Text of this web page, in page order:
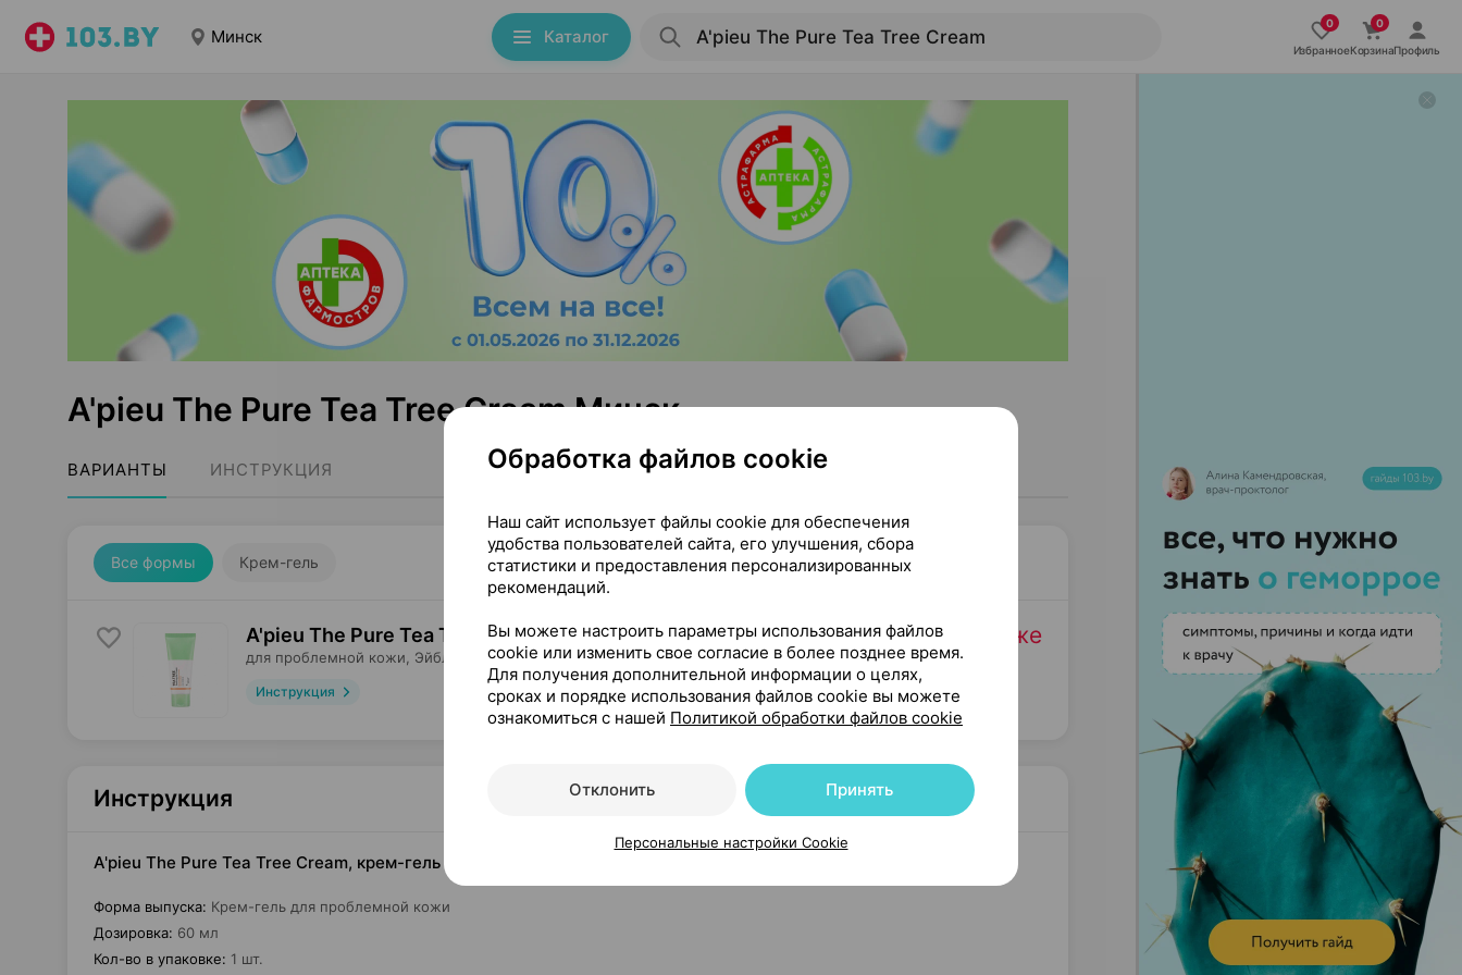
Минск Каталог
ИзбранноеКорзинаПрофиль
A'pieu The Pure Tea Tree Cream Минск
ВАРИАНТЫ ИНСТРУКЦИЯ
Все формы Крем-гель
A'pieu The Pure Tea Tree Cream, крем-гель, 60 мл×1
для проблемной кожи, Эйбл Си энд Си Ко., Корея•без рецепта
Инструкция
Нет в продаже
Инструкция
A'pieu The Pure Tea Tree Cream, крем-гель для проблемной кожи, 60 мл ×1, Эйбл Си энд Си Ко. Корея
Форма выпуска: Крем-гель для проблемной кожи
Дозировка: 60 мл
Кол-во в упаковке: 1 шт.
Обработка файлов cookie
Наш сайт использует файлы cookie для обеспечения
удобства пользователей сайта, его улучшения, сбора
статистики и предоставления персонализированных
рекомендаций.
Вы можете настроить параметры использования файлов
cookie или изменить свое согласие в более позднее время.
Для получения дополнительной информации о целях,
сроках и порядке использования файлов cookie вы можете
ознакомиться с нашей Политикой обработки файлов cookie
Отклонить Принять
Персональные настройки Cookie